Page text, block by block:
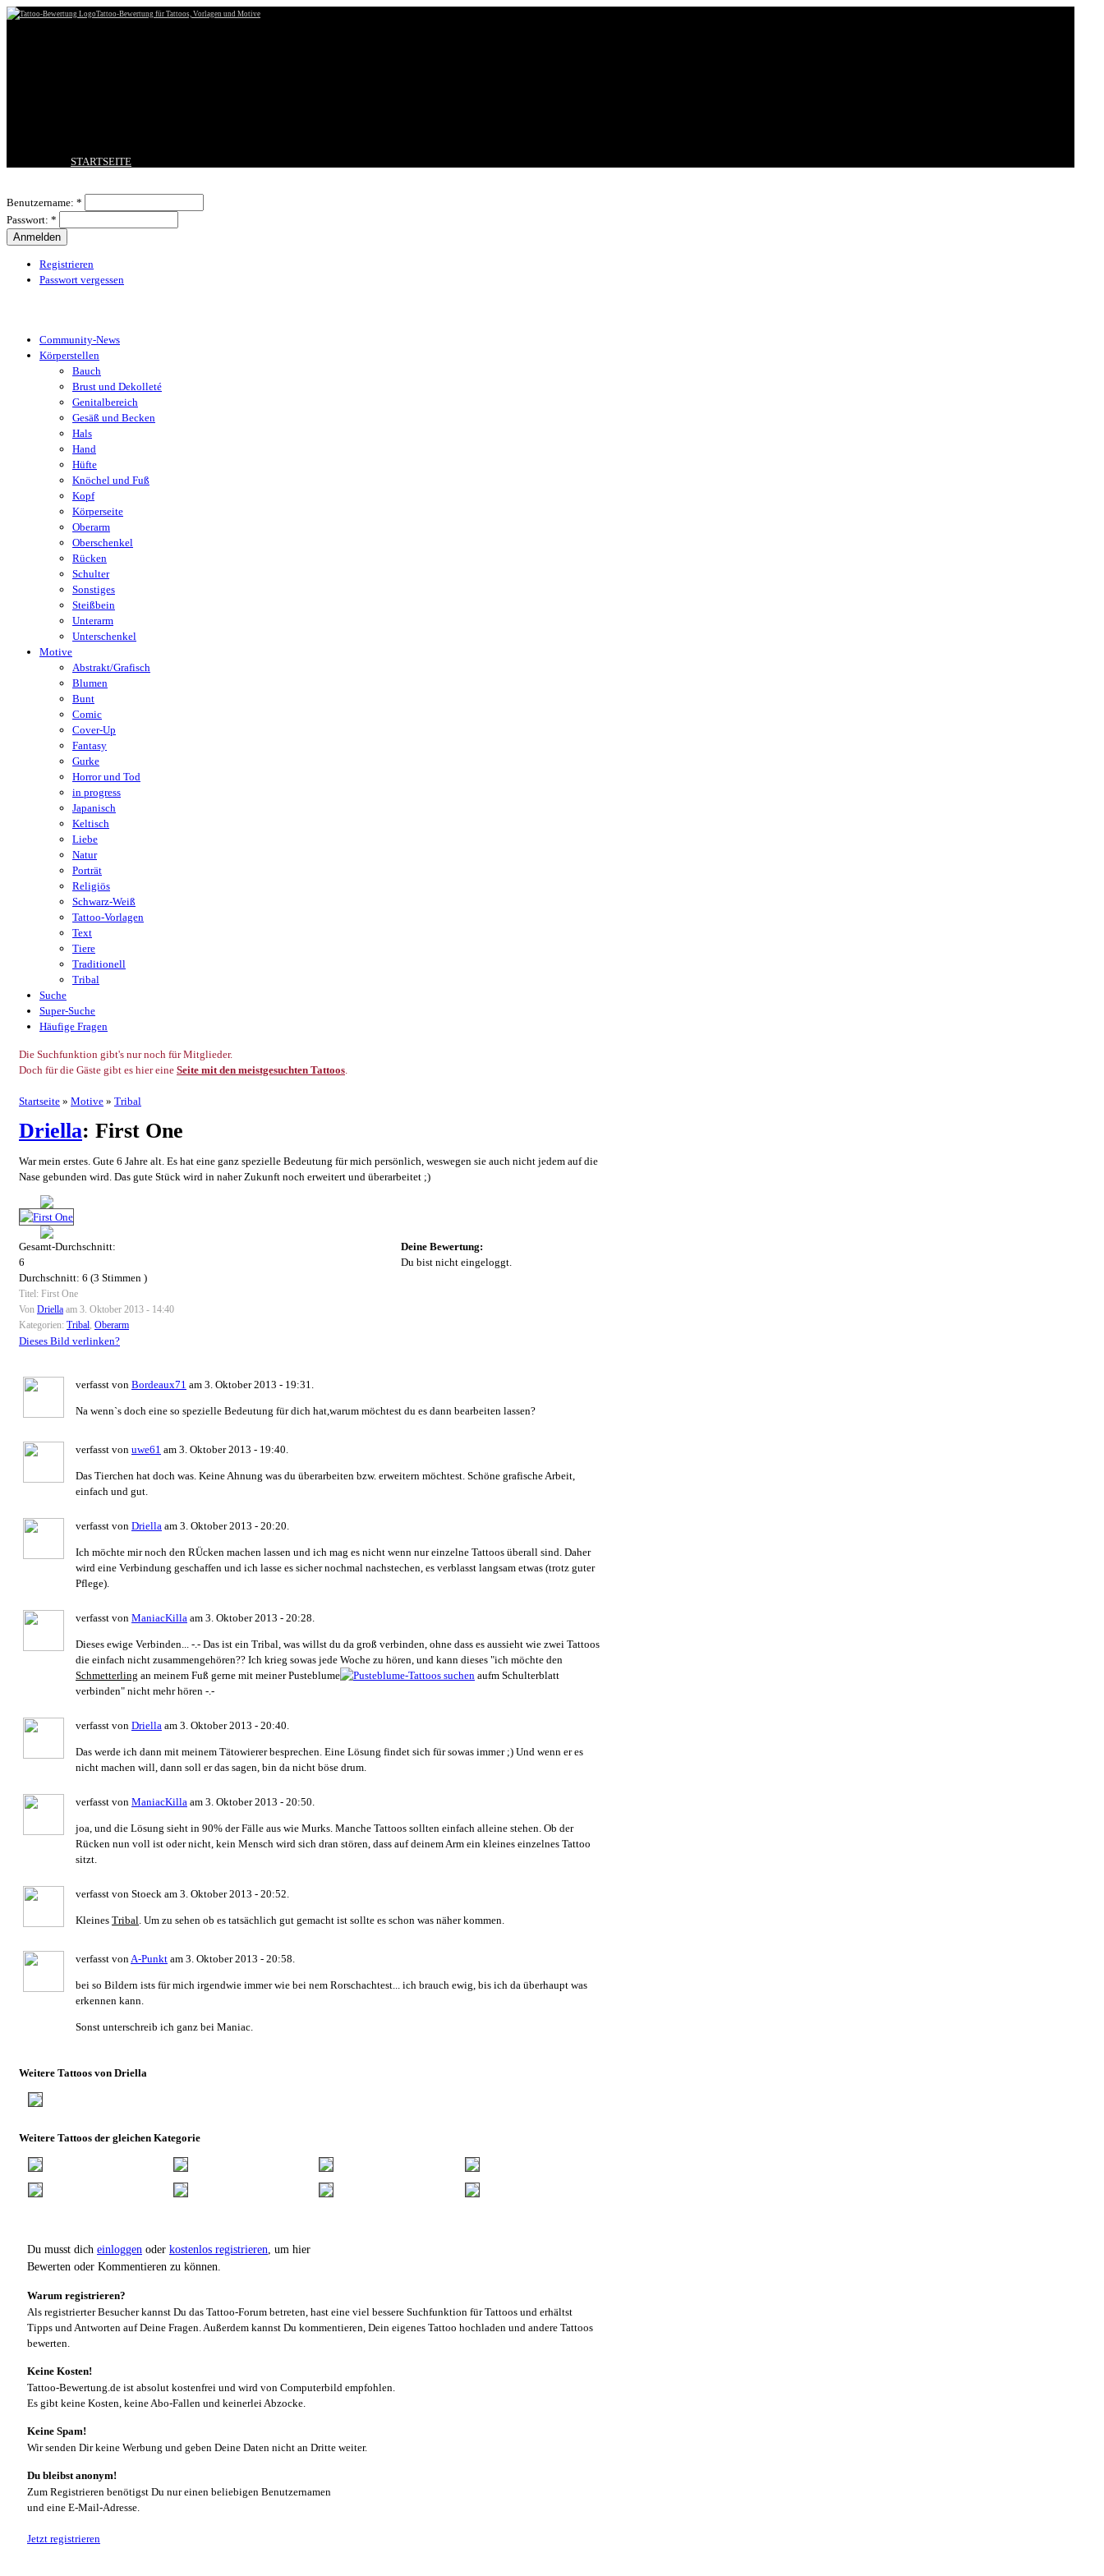
Tattoo-Bewertung für Tattoos, Vorlagen und Motive
STARTSEITE
BESTE TATTOOS
NEUESTE TATTOOS
Benutzername: *
Passwort: *
Registrieren
Passwort vergessen
Community-News
Körperstellen
Bauch
Brust und Dekolleté
Genitalbereich
Gesäß und Becken
Hals
Hand
Hüfte
Knöchel und Fuß
Kopf
Körperseite
Oberarm
Oberschenkel
Rücken
Schulter
Sonstiges
Steißbein
Unterarm
Unterschenkel
Motive
Abstrakt/Grafisch
Blumen
Bunt
Comic
Cover-Up
Fantasy
Gurke
Horror und Tod
in progress
Japanisch
Keltisch
Liebe
Natur
Porträt
Religiös
Schwarz-Weiß
Tattoo-Vorlagen
Text
Tiere
Traditionell
Tribal
Suche
Super-Suche
Häufige Fragen
Die Suchfunktion gibt's nur noch für Mitglieder.
Doch für die Gäste gibt es hier eine Seite mit den meistgesuchten Tattoos.
Startseite » Motive » Tribal
Driella: First One
War mein erstes. Gute 6 Jahre alt. Es hat eine ganz spezielle Bedeutung für mich persönlich, weswegen sie auch nicht jedem auf die
Nase gebunden wird. Das gute Stück wird in naher Zukunft noch erweitert und überarbeitet ;)
Gesamt-Durchschnitt:
6
Durchschnitt: 6 (3 Stimmen )
Deine Bewertung:
Du bist nicht eingeloggt.
Titel: First One
Von Driella am 3. Oktober 2013 - 14:40
Kategorien: Tribal, Oberarm
Dieses Bild verlinken?
verfasst von Bordeaux71 am 3. Oktober 2013 - 19:31.
Na wenn`s doch eine so spezielle Bedeutung für dich hat,warum möchtest du es dann bearbeiten lassen?
verfasst von uwe61 am 3. Oktober 2013 - 19:40.
Das Tierchen hat doch was. Keine Ahnung was du überarbeiten bzw. erweitern möchtest. Schöne grafische Arbeit,
einfach und gut.
verfasst von Driella am 3. Oktober 2013 - 20:20.
Ich möchte mir noch den RÜcken machen lassen und ich mag es nicht wenn nur einzelne Tattoos überall sind. Daher
wird eine Verbindung geschaffen und ich lasse es sicher nochmal nachstechen, es verblasst langsam etwas (trotz guter
Pflege).
verfasst von ManiacKilla am 3. Oktober 2013 - 20:28.
Dieses ewige Verbinden... -.- Das ist ein Tribal, was willst du da groß verbinden, ohne dass es aussieht wie zwei Tattoos
die einfach nicht zusammengehören?? Ich krieg sowas jede Woche zu hören, und kann dieses "ich möchte den
Schmetterling an meinem Fuß gerne mit meiner Pusteblume
aufm Schulterblatt
verbinden" nicht mehr hören -.-
verfasst von Driella am 3. Oktober 2013 - 20:40.
Das werde ich dann mit meinem Tätowierer besprechen. Eine Lösung findet sich für sowas immer ;) Und wenn er es
nicht machen will, dann soll er das sagen, bin da nicht böse drum.
verfasst von ManiacKilla am 3. Oktober 2013 - 20:50.
joa, und die Lösung sieht in 90% der Fälle aus wie Murks. Manche Tattoos sollten einfach alleine stehen. Ob der
Rücken nun voll ist oder nicht, kein Mensch wird sich dran stören, dass auf deinem Arm ein kleines einzelnes Tattoo
sitzt.
verfasst von Stoeck am 3. Oktober 2013 - 20:52.
Kleines Tribal . Um zu sehen ob es tatsächlich gut gemacht ist sollte es schon was näher kommen.
verfasst von A-Punkt am 3. Oktober 2013 - 20:58.
bei so Bildern ists für mich irgendwie immer wie bei nem Rorschachtest... ich brauch ewig, bis ich da überhaupt was
erkennen kann.
Sonst unterschreib ich ganz bei Maniac.
Weitere Tattoos von Driella
Weitere Tattoos der gleichen Kategorie
Du musst dich einloggen oder kostenlos registrieren , um hier
Bewerten oder Kommentieren zu können.
Warum registrieren?
Als registrierter Besucher kannst Du das Tattoo-Forum betreten, hast eine viel bessere Suchfunktion für Tattoos und erhältst
Tipps und Antworten auf Deine Fragen. Außerdem kannst Du kommentieren, Dein eigenes Tattoo hochladen und andere Tattoos
bewerten.
Keine Kosten!
Tattoo-Bewertung.de ist absolut kostenfrei und wird von Computerbild empfohlen.
Es gibt keine Kosten, keine Abo-Fallen und keinerlei Abzocke.
Keine Spam!
Wir senden Dir keine Werbung und geben Deine Daten nicht an Dritte weiter.
Du bleibst anonym!
Zum Registrieren benötigst Du nur einen beliebigen Benutzernamen
und eine E-Mail-Adresse.
Jetzt registrieren